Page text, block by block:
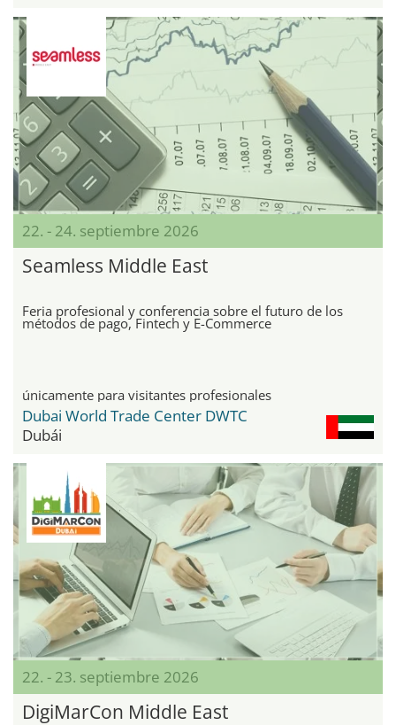
22. - 24. septiembre 2026
Seamless Middle East
Feria profesional y conferencia sobre el futuro de los
métodos de pago, Fintech y E-Commerce
únicamente para visitantes profesionales
Dubai World Trade Center DWTC
Dubái
22. - 23. septiembre 2026
DigiMarCon Middle East